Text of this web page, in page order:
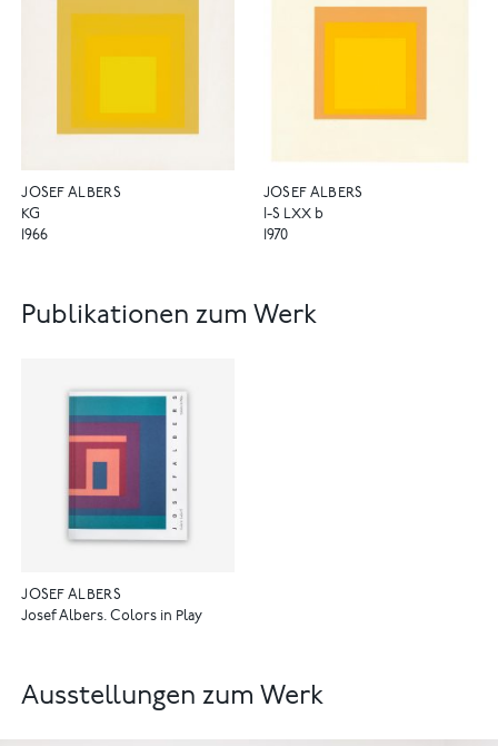
JOSEF ALBERS
KG
1966
JOSEF ALBERS
I-S LXX b
1970
Publikationen zum Werk
JOSEF ALBERS
Josef Albers. Colors in Play
Ausstellungen zum Werk